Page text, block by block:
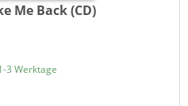
Me Back (CD)
3 Werktage